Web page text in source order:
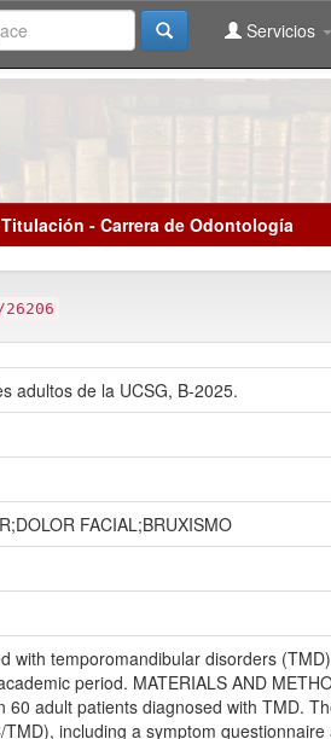
Servicios
- Carrera de Odontología
adultos de la UCSG, B-2025.
FACIAL;BRUXISMO
with temporomandibular disorders
period. MATERIALS AND
adult patients diagnosed with TMD.
including a symptom questionnaire